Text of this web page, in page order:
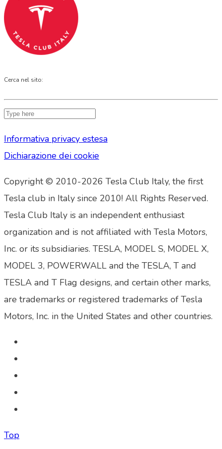
Cerca nel sito:
Informativa privacy estesa
Dichiarazione dei cookie
Copyright © 2010-2026 Tesla Club Italy, the first
Tesla club in Italy since 2010! All Rights Reserved.
Tesla Club Italy is an independent enthusiast
organization and is not affiliated with Tesla Motors,
Inc. or its subsidiaries. TESLA, MODEL S, MODEL X,
MODEL 3, POWERWALL and the TESLA, T and
TESLA and T Flag designs, and certain other marks,
are trademarks or registered trademarks of Tesla
Motors, Inc. in the United States and other countries.
Top